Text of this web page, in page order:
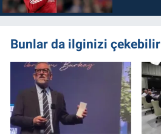
Bunlar da ilginizi çekebilir